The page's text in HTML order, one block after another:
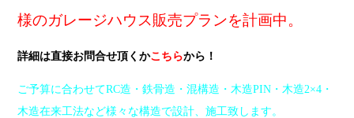
様のガレージハウス販売プランを計画中。
詳細は直接お問合せ頂くかこちらから！
ご予算に合わせてRC造・鉄骨造・混構造・木造PIN・木造2×4・
木造在来工法など様々な構造で設計、施工致します。